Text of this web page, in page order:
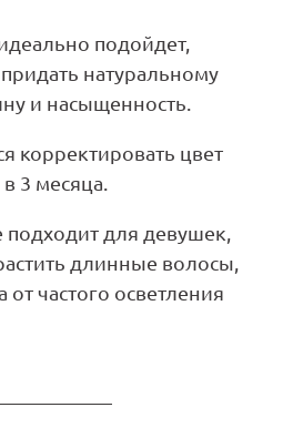
подойдет,
натуральному
и насыщенность.
корректировать цвет
3 месяца.
подходит для девушек,
длинные волосы,
от частого осветления